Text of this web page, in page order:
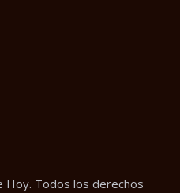
Todos los derechos